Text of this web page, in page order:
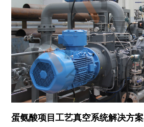
蛋氨酸项目工艺真空系统解决方案